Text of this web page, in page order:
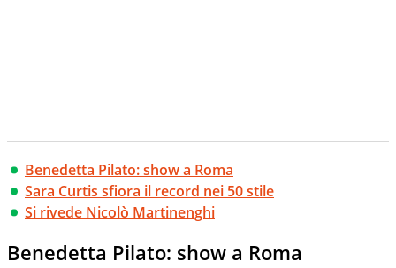
Benedetta Pilato: show a Roma
Sara Curtis sfiora il record nei 50 stile
Si rivede Nicolò Martinenghi
Benedetta Pilato: show a Roma